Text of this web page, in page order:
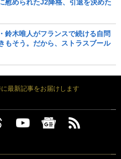
慰められたJ2降格、引退を決めた
鈴木唯人がフランスで続ける自問
もそう。だから、ストラスブール
最新記事をお届けします